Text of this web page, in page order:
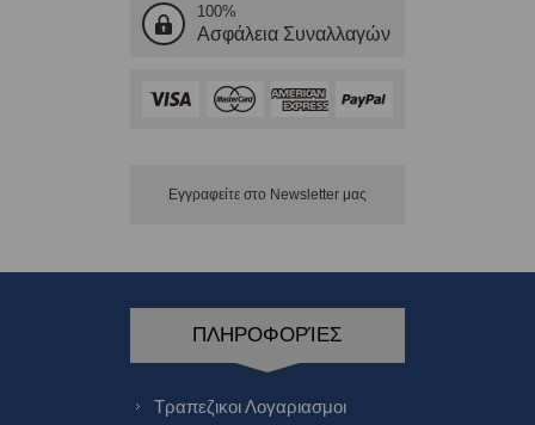
100%
Ασφάλεια Συναλλαγών
Εγγραφείτε στο Νewsletter μας
ΠΛΗΡΟΦΟΡΊΕΣ
Τραπεζικοι Λογαριασμοι